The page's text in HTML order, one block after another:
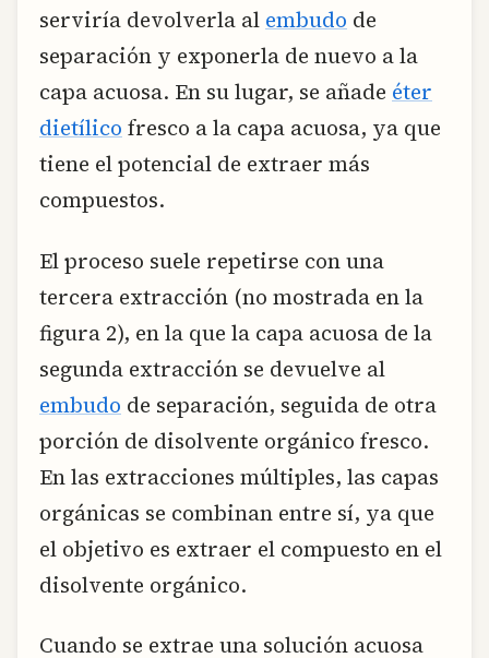
serviría devolverla al embudo de
separación y exponerla de nuevo a la
capa acuosa. En su lugar, se añade éter
dietílico fresco a la capa acuosa, ya que
tiene el potencial de extraer más
compuestos.
El proceso suele repetirse con una
tercera extracción (no mostrada en la
figura 2), en la que la capa acuosa de la
segunda extracción se devuelve al
embudo de separación, seguida de otra
porción de disolvente orgánico fresco.
En las extracciones múltiples, las capas
orgánicas se combinan entre sí, ya que
el objetivo es extraer el compuesto en el
disolvente orgánico.
Cuando se extrae una solución acuosa